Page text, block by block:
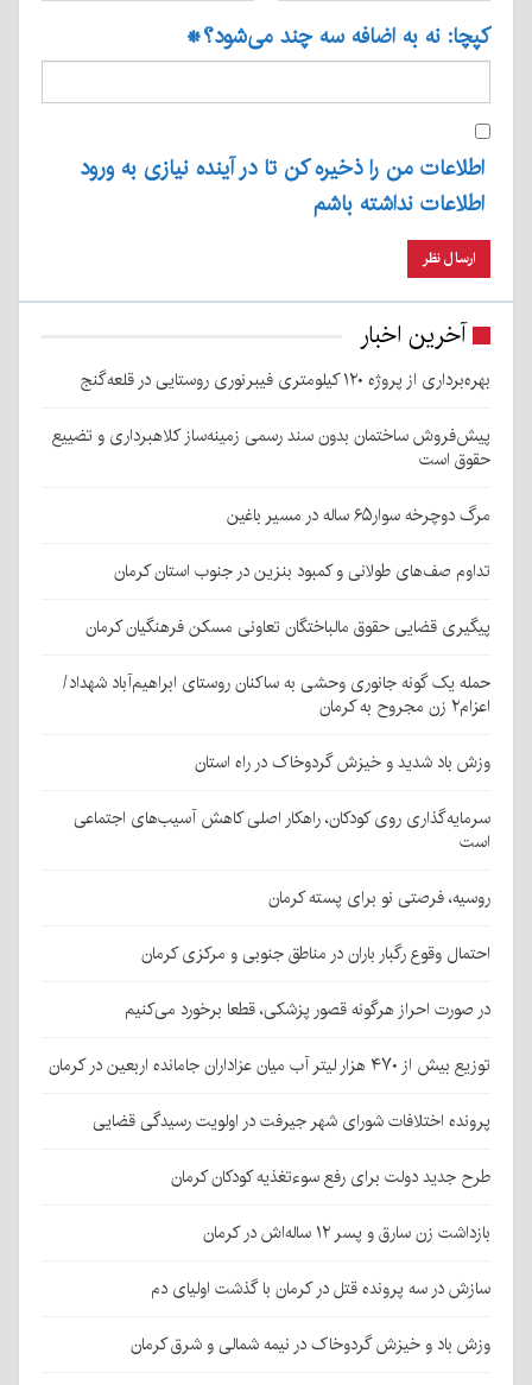
کپچا: نه به اضافه سه چند می‌شود؟*
اطلاعات من را ذخیره کن تا در آینده نیازی به ورود
اطلاعات نداشته باشم
آخرین اخبار
بهره‌برداری از پروژه ۱۲۰ کیلومتری فیبرنوری روستایی در قلعه‌گنج
پیش‌فروش ساختمان بدون سند رسمی زمینه‌ساز کلاهبرداری و تضییع
حقوق است
مرگ دوچرخه سوار۶۵ ساله در مسیر باغین
تداوم صف‌های طولانی و کمبود بنزین در جنوب استان کرمان
پیگیری قضایی حقوق مالباختگان تعاونی مسکن فرهنگیان کرمان
حمله یک گونه جانوری وحشی به ساکنان روستای ابراهیم‌آباد شهداد/
اعزام۲ زن مجروح به کرمان
وزش باد شدید و خیزش گردوخاک در راه استان
سرمایه‌گذاری روی کودکان، راهکار اصلی کاهش آسیب‌های اجتماعی
است
روسیه، فرصتی نو برای پسته کرمان
احتمال وقوع رگبار باران در مناطق جنوبی و مرکزی کرمان
در صورت احراز هرگونه قصور پزشکی، قطعا برخورد می‌کنیم
توزیع بیش از ۴۷۰ هزار لیتر آب میان عزاداران جامانده اربعین در کرمان
پرونده اختلافات شورای شهر جیرفت در اولویت رسیدگی قضایی
طرح جدید دولت برای رفع سوءتغذیه کودکان کرمان
بازداشت زن سارق و پسر ۱۲ ساله‌اش در کرمان
سازش در سه پرونده قتل در کرمان با گذشت اولیای دم
وزش باد و خیزش گردوخاک در نیمه شمالی و شرق کرمان